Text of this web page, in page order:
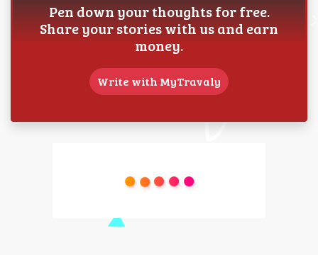
Pen down your thoughts for free.
Share your stories with us and earn
money.
Write with MyTravaly